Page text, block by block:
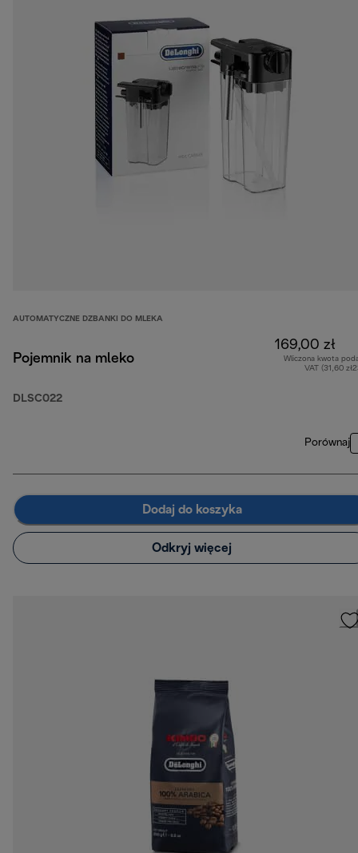
AUTOMATYCZNE DZBANKI DO MLEKA
Pojemnik na mleko
DLSC022
169,00 zł
Wliczona kwota
VAT (31,60
Porównaj
Dodaj do koszyka
Odkryj więcej